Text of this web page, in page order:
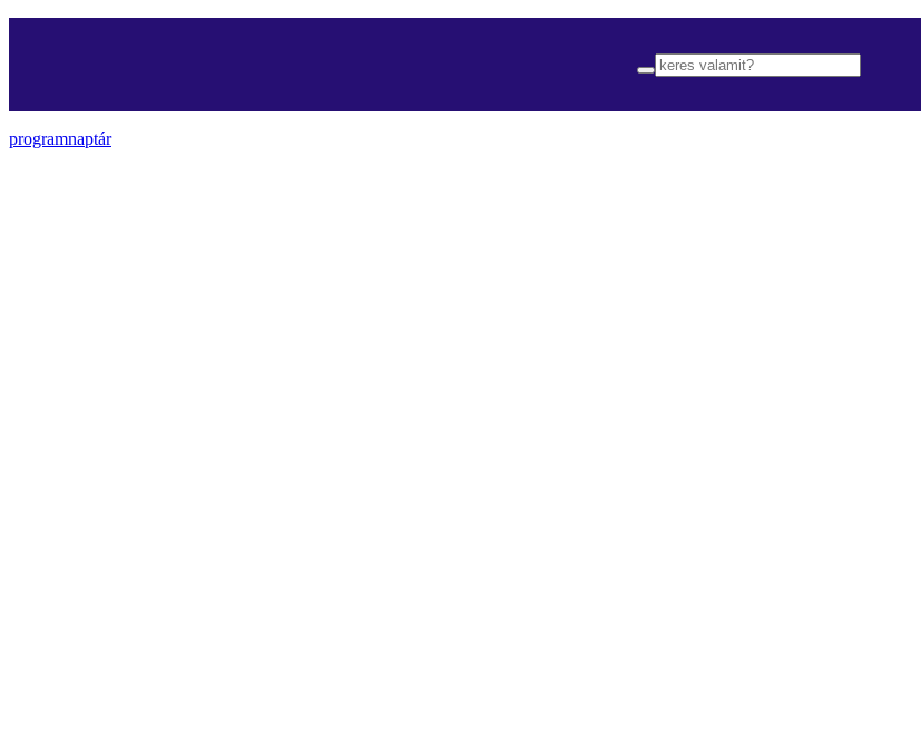
programnaptár